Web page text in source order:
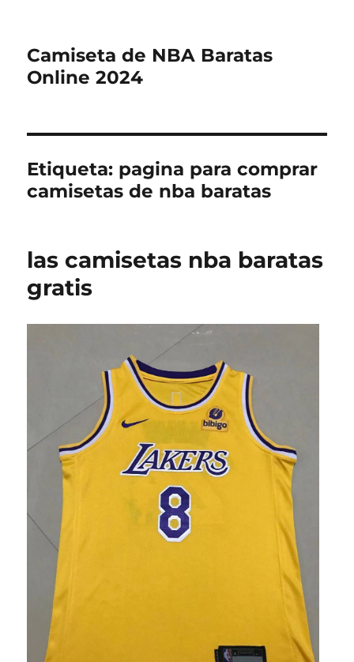
Camiseta de NBA Baratas
Online 2024
Etiqueta: pagina para comprar
camisetas de nba baratas
las camisetas nba baratas
gratis